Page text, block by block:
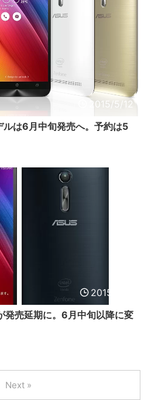
2015/5/12
は6月中旬発売へ。予約は5
2015/5/11
売延期に。6月中旬以降に変
Next »